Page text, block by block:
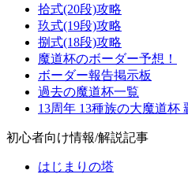
拾式(20段)攻略
玖式(19段)攻略
捌式(18段)攻略
魔道杯のボーダー予想！
ボーダー報告掲示板
過去の魔道杯一覧
13周年 13種族の大魔道杯
初心者向け情報/解説記事
はじまりの塔